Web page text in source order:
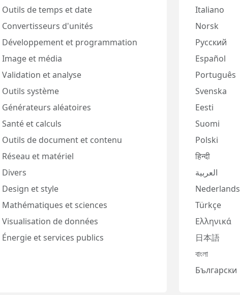
Outils de temps et date
Convertisseurs d'unités
Développement et programmation
Image et média
Validation et analyse
Outils système
Générateurs aléatoires
Santé et calculs
Outils de document et contenu
Réseau et matériel
Divers
Design et style
Mathématiques et sciences
Visualisation de données
Énergie et services publics
Italiano
Norsk
Русский
Español
Português
Svenska
Eesti
Suomi
Polski
हिन्दी
العربية
Nederlands
Türkçe
Ελληνικά
日本語
বাংলা
Български